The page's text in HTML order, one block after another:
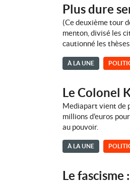
Plus dure
(Ce deuxième tour
menton, divisé les
cautionné les
À LA UNE
Le Colonel
Mediapart vient de
millions d'euros
au pouvoir.
À LA UNE
Le